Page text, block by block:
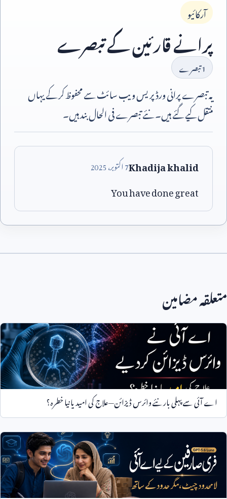
آرکائیو
پرانے قارئین کے تبصرے
1تبصرے
یہ تبصرے پرانی ورڈپریس ویب سائٹ سے محفوظ کر کے یہاں
منتقل کیے گئے ہیں۔ نئے تبصرے فی الحال بند ہیں۔
Khadija khalid
7اکتوبر،2025
You have done great
متعلقہ مضامین
اے آئی سے پہلی بار نئے وائرس ڈیزائن—علاج کی امید یا نیا خطرہ؟